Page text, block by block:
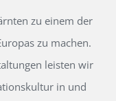
zu einem der
zu machen.
leisten wir
in und